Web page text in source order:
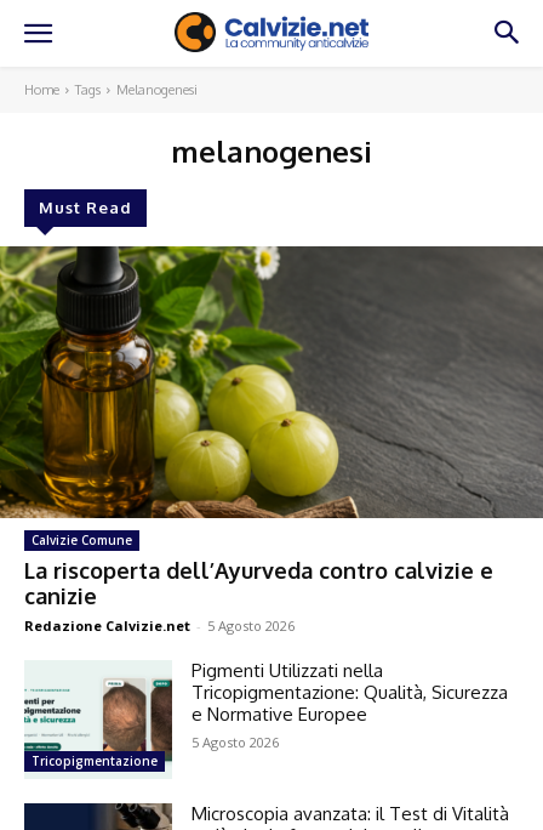
Home Tags Melanogenesi
melanogenesi
Must Read
Calvizie Comune
La riscoperta dell’Ayurveda contro calvizie e
canizie
Redazione Calvizie.net - 5 Agosto 2026
Tricopigmentazione
Pigmenti Utilizzati nella
Tricopigmentazione: Qualità, Sicurezza
e Normative Europee
5 Agosto 2026
Microscopia avanzata: il Test di Vitalità